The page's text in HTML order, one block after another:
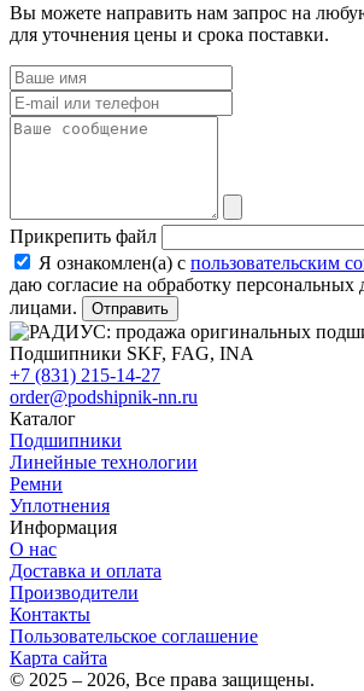
Вы можете направить нам запрос на
для уточнения цены и срока поставки.
Прикрепить файл
Я ознакомлен(а) с пользовательским
даю согласие на обработку
лицами.
Отправить
+7 (831) 215-14-27
order@podshipnik-nn.ru
Каталог
Подшипники
Линейные технологии
Ремни
Уплотнения
Информация
О нас
Доставка и оплата
Производители
Контакты
Пользовательское соглашение
Карта сайта
© 2025 – 2026, Все права защищены.